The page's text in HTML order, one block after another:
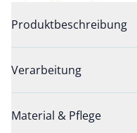
Produktbeschreibung
Verarbeitung
Material & Pflege